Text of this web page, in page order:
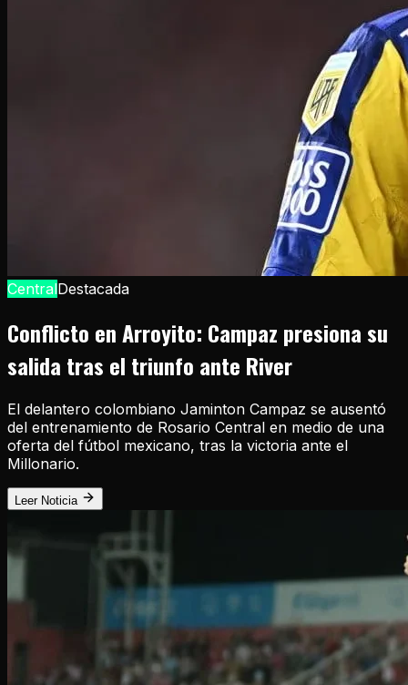
CentralDestacada
Conflicto en Arroyito: Campaz presiona su
salida tras el triunfo ante River
El delantero colombiano Jaminton Campaz se ausentó
del entrenamiento de Rosario Central en medio de una
oferta del fútbol mexicano, tras la victoria ante el
Millonario.
Leer Noticia